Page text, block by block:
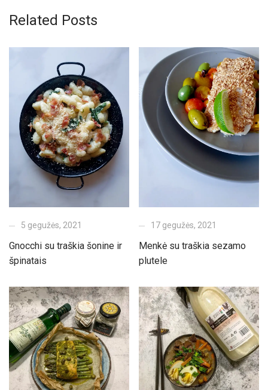
Related Posts
5 gegužės, 2021
Gnocchi su traškia šonine ir
špinatais
17 gegužės, 2021
Menkė su traškia sezamo
plutele